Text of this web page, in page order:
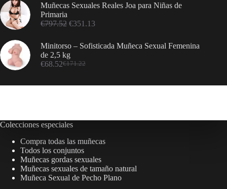
Muñecas Sexuales Reales Joa para Niñas de
Primaria
€797.52 €351.13
Minitorso – Sofisticada Muñeca Sexual Femenina
de 2,5 kg
€171.22
€68.52
Colecciones especiales
Compra todas las muñecas
Todos los conjuntos
Muñecas gordas sexuales
Muñecas sexuales de tamaño natural
Muñeca Sexual de Pecho Plano